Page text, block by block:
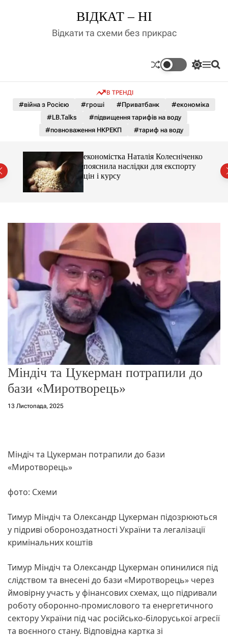
д
у
ВІДКАТ – НІ
Відкати та схеми без прикрас
П
м
к
а
о
л
ь
г
о
р
ж
м
М П
В ТРЕНДІ
#війна з Росією #гроші #Приватбанк
#економіка
#LB.Talks
#підвищення тарифів на воду
#повноваження НКРЕКП
#тариф на воду
економістка Наталія Колесніченко
пояснила наслідки для експорту
цін і курсу
Міндіч та Цукерман потрапили до
бази «Миротворець»
13 Листопада, 2025
Міндіч та Цукерман потрапили до бази
«Миротворець»
фото: Схеми
Тимур Міндіч та Олександр Цукерман підозрюються
у підриві обороноздатності України та легалізації
кримінальних коштів
Тимур Міндіч та Олександр Цукерман опинилися під
слідством та внесені до бази «Миротворець» через
ймовірну участь у фінансових схемах, що підривали
роботу оборонно-промислового та енергетичного
сектору України під час російсько-білоруської агресії
та воєнного стану. Відповідна картка зі